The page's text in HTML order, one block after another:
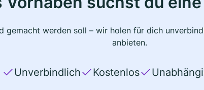
gemacht werden soll – wir holen für dich
anbieten.
Unverbindlich Kostenlos